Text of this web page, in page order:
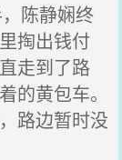
陈静娴终
掏出钱付
走到了路
的黄包车。
路边暂时没